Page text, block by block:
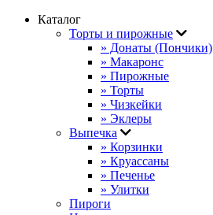
Каталог
Торты и пирожные
» Донаты (Пончики)
» Макаронс
» Пирожные
» Торты
» Чизкейки
» Эклеры
Выпечка
» Корзинки
» Круассаны
» Печенье
» Улитки
Пироги